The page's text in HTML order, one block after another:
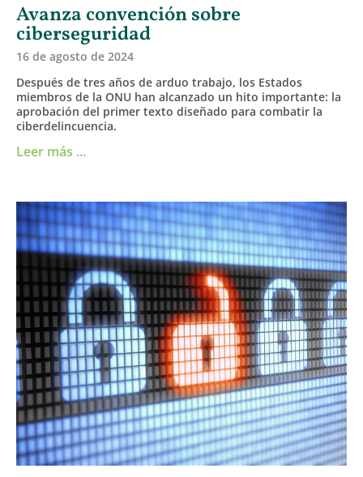
Avanza convención sobre
ciberseguridad
16 de agosto de 2024
Después de tres años de arduo trabajo, los Estados
miembros de la ONU han alcanzado un hito importante: la
aprobación del primer texto diseñado para combatir la
ciberdelincuencia.
Leer más ...